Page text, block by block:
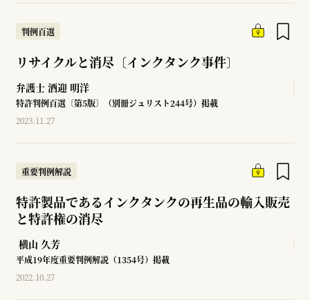
判例百選
リサイクルと消尽〔インクタンク事件〕
弁護士 酒迎 明洋
特許判例百選〔第5版〕（別冊ジュリスト244号）掲載
2023.11.27
重要判例解説
特許製品であるインクタンクの再生品の輸入販売
と特許権の消尽
横山 久芳
平成19年度重要判例解説（1354号）掲載
2022.10.27